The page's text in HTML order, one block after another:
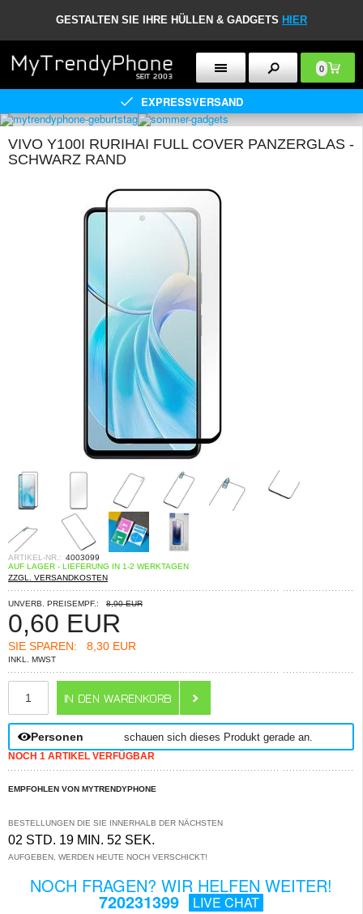
GESTALTEN SIE IHRE HÜLLEN & GADGETS HIER
0
EXPRESSVERSAND
VIVO Y100I RURIHAI FULL COVER PANZERGLAS -
SCHWARZ RAND
ARTIKEL-NR.: 4003099
AUF LAGER - LIEFERUNG IN 1-2 WERKTAGEN
ZZGL. VERSANDKOSTEN
UNVERB. PREISEMPF.: 8,90 EUR
0,60 EUR
SIE SPAREN: 8,30 EUR
INKL. MWST
Personen schauen sich dieses Produkt gerade an.
NOCH 1 ARTIKEL VERFÜGBAR
EMPFOHLEN VON MYTRENDYPHONE
BESTELLUNGEN DIE SIE INNERHALB DER NÄCHSTEN
02 STD. 19 MIN. 51 SEK.
AUFGEBEN, WERDEN HEUTE NOCH VERSCHICKT!
NOCH FRAGEN? WIR HELFEN WEITER!
720231399 LIVE CHAT